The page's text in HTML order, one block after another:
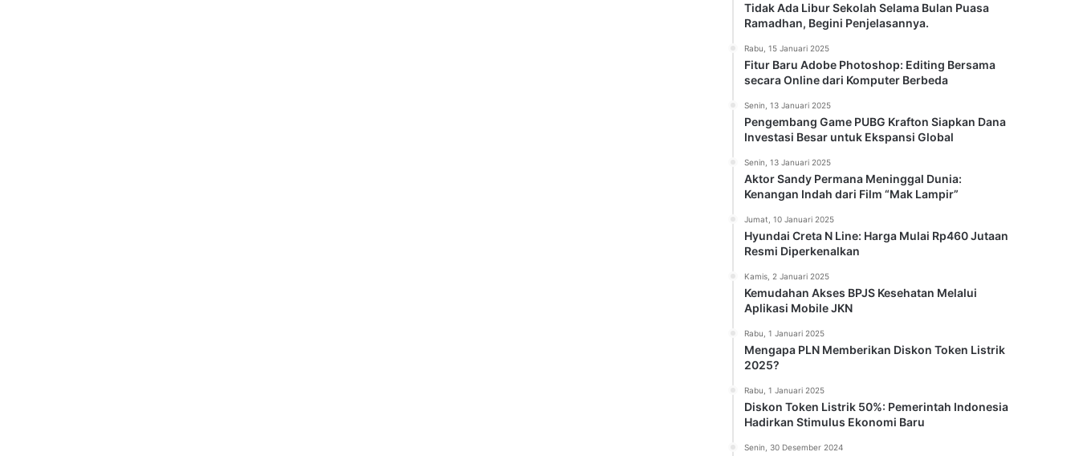
Tidak Ada Libur Sekolah Selama Bulan Puasa
Ramadhan, Begini Penjelasannya.
Rabu, 15 Januari 2025
Fitur Baru Adobe Photoshop: Editing Bersama
secara Online dari Komputer Berbeda
Senin, 13 Januari 2025
Pengembang Game PUBG Krafton Siapkan Dana
Investasi Besar untuk Ekspansi Global
Senin, 13 Januari 2025
Aktor Sandy Permana Meninggal Dunia:
Kenangan Indah dari Film “Mak Lampir”
Jumat, 10 Januari 2025
Hyundai Creta N Line: Harga Mulai Rp460 Jutaan
Resmi Diperkenalkan
Kamis, 2 Januari 2025
Kemudahan Akses BPJS Kesehatan Melalui
Aplikasi Mobile JKN
Rabu, 1 Januari 2025
Mengapa PLN Memberikan Diskon Token Listrik
2025?
Rabu, 1 Januari 2025
Diskon Token Listrik 50%: Pemerintah Indonesia
Hadirkan Stimulus Ekonomi Baru
Senin, 30 Desember 2024